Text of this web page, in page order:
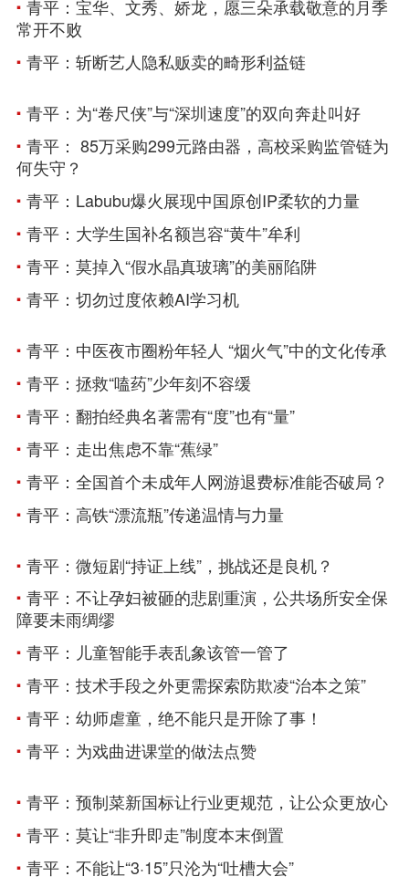
青平：宝华、文秀、娇龙，愿三朵承载敬意的月季
常开不败
青平：斩断艺人隐私贩卖的畸形利益链
青平：为“卷尺侠”与“深圳速度”的双向奔赴叫好
青平： 85万采购299元路由器，高校采购监管链为
何失守？
青平：Labubu爆火展现中国原创IP柔软的力量
青平：大学生国补名额岂容“黄牛”牟利
青平：莫掉入“假水晶真玻璃”的美丽陷阱
青平：切勿过度依赖AI学习机
青平：中医夜市圈粉年轻人 “烟火气”中的文化传承
青平：拯救“嗑药”少年刻不容缓
青平：翻拍经典名著需有“度”也有“量”
青平：走出焦虑不靠“蕉绿”
青平：全国首个未成年人网游退费标准能否破局？
青平：高铁“漂流瓶”传递温情与力量
青平：微短剧“持证上线”，挑战还是良机？
​青平：不让孕妇被砸的悲剧重演，公共场所安全保
障要未雨绸缪
青平：儿童智能手表乱象该管一管了
青平：技术手段之外更需探索防欺凌“治本之策”
青平：幼师虐童，绝不能只是开除了事！
青平：为戏曲进课堂的做法点赞
青平：预制菜新国标让行业更规范，让公众更放心
青平：莫让“非升即走”制度本末倒置
青平：不能让“3·15”只沦为“吐槽大会”